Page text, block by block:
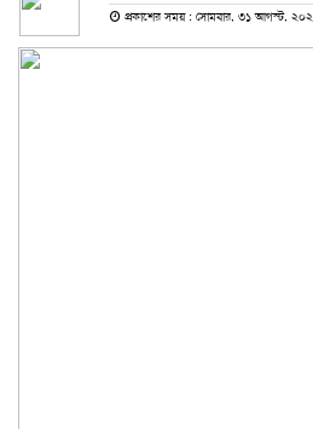
প্রকাশের সময় : সোমবার, ৩১ আগস্ট,